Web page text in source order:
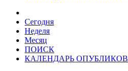
Сегодня
Неделя
Месяц
ПОИСК
КАЛЕНДАРЬ